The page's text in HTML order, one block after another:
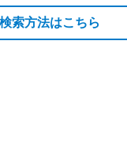
索方法はこちら